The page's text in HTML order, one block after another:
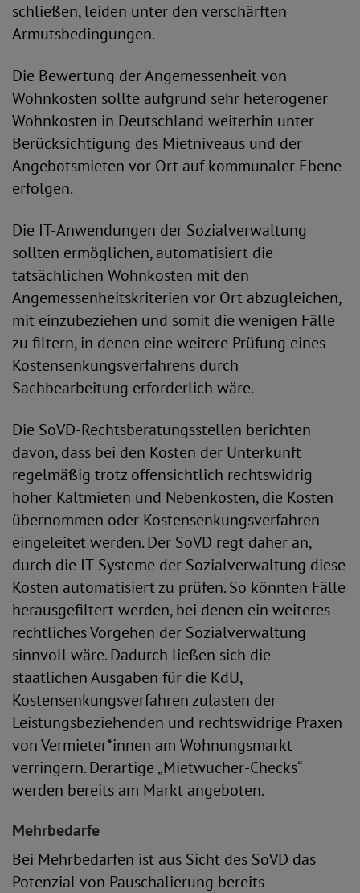
schließen, leiden unter den verschärften
Armutsbedingungen.
Die Bewertung der Angemessenheit von
Wohnkosten sollte aufgrund sehr heterogener
Wohnkosten in Deutschland weiterhin unter
Berücksichtigung des Mietniveaus und der
Angebotsmieten vor Ort auf kommunaler Ebene
erfolgen.
Die IT-Anwendungen der Sozialverwaltung
sollten ermöglichen, automatisiert die
tatsächlichen Wohnkosten mit den
Angemessenheitskriterien vor Ort abzugleichen,
mit einzubeziehen und somit die wenigen Fälle
zu filtern, in denen eine weitere Prüfung eines
Kostensenkungsverfahrens durch
Sachbearbeitung erforderlich wäre.
Die SoVD-Rechtsberatungsstellen berichten
davon, dass bei den Kosten der Unterkunft
regelmäßig trotz offensichtlich rechtswidrig
hoher Kaltmieten und Nebenkosten, die Kosten
übernommen oder Kostensenkungsverfahren
eingeleitet werden. Der SoVD regt daher an,
durch die IT-Systeme der Sozialverwaltung diese
Kosten automatisiert zu prüfen. So könnten Fälle
herausgefiltert werden, bei denen ein weiteres
rechtliches Vorgehen der Sozialverwaltung
sinnvoll wäre. Dadurch ließen sich die
staatlichen Ausgaben für die KdU,
Kostensenkungsverfahren zulasten der
Leistungsbeziehenden und rechtswidrige Praxen
von Vermieter*innen am Wohnungsmarkt
verringern. Derartige „Mietwucher-Checks“
werden bereits am Markt angeboten.
Mehrbedarfe
Bei Mehrbedarfen ist aus Sicht des SoVD das
Potenzial von Pauschalierung bereits